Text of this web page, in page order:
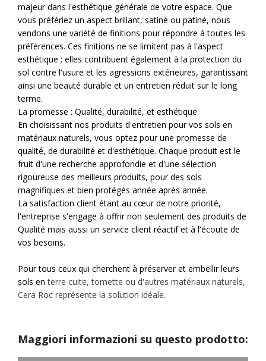
majeur dans l'esthétique générale de votre espace. Que
vous préfériez un aspect brillant, satiné ou patiné, nous
vendons une variété de finitions pour répondre à toutes les
préférences. Ces finitions ne se limitent pas à l'aspect
esthétique ; elles contribuent également à la protection du
sol contre l'usure et les agressions extérieures, garantissant
ainsi une beauté durable et un entretien réduit sur le long
terme.
La promesse : Qualité, durabilité, et esthétique
En choisissant nos produits d'entretien pour vos sols en
matériaux naturels, vous optez pour une promesse de
qualité, de durabilité et d'esthétique. Chaque produit est le
fruit d'une recherche approfondie et d'une sélection
rigoureuse des meilleurs produits, pour des sols
magnifiques et bien protégés année après année.
La satisfaction client étant au cœur de notre priorité,
l'entreprise s'engage à offrir non seulement des produits de
Qualité mais aussi un service client réactif et à l'écoute de
vos besoins.
Pour tous ceux qui cherchent à préserver et embellir leurs
sols en terre cuite, tomette ou d'autres matériaux naturels,
Cera Roc représente la solution idéale.
Maggiori informazioni su questo prodotto: